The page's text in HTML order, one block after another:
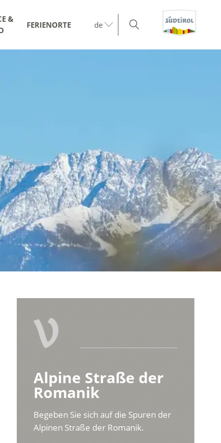
&
FERIENORTE de
V
Alpine Straße der
Romanik
Begeben Sie sich auf die Spuren der
Alpinen Straße der Romanik.